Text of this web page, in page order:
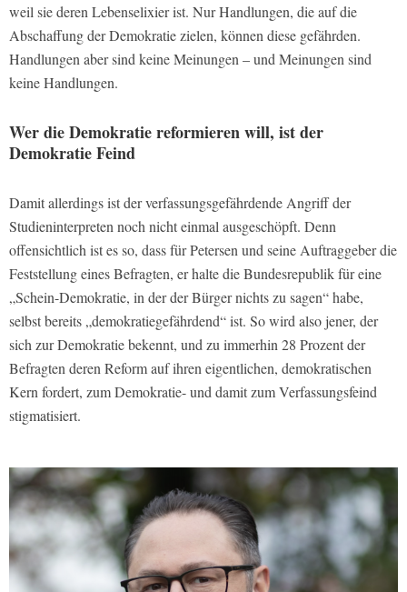
weil sie deren Lebenselixier ist. Nur Handlungen, die auf die
Abschaffung der Demokratie zielen, können diese gefährden.
Handlungen aber sind keine Meinungen – und Meinungen sind
keine Handlungen.
Wer die Demokratie reformieren will, ist der
Demokratie Feind
Damit allerdings ist der verfassungsgefährdende Angriff der
Studieninterpreten noch nicht einmal ausgeschöpft. Denn
offensichtlich ist es so, dass für Petersen und seine Auftraggeber die
Feststellung eines Befragten, er halte die Bundesrepublik für eine
„Schein-Demokratie, in der der Bürger nichts zu sagen“ habe,
selbst bereits „demokratiegefährdend“ ist. So wird also jener, der
sich zur Demokratie bekennt, und zu immerhin 28 Prozent der
Befragten deren Reform auf ihren eigentlichen, demokratischen
Kern fordert, zum Demokratie- und damit zum Verfassungsfeind
stigmatisiert.